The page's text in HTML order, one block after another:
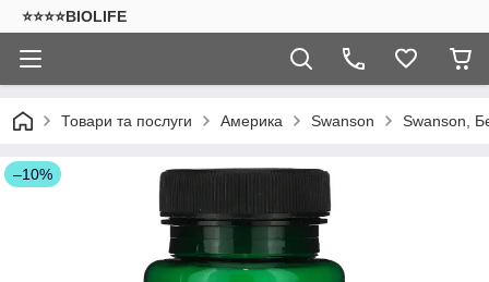
⭐⭐⭐⭐BIOLIFE
Товари та послуги Америка Swanson Swanson,
–10%